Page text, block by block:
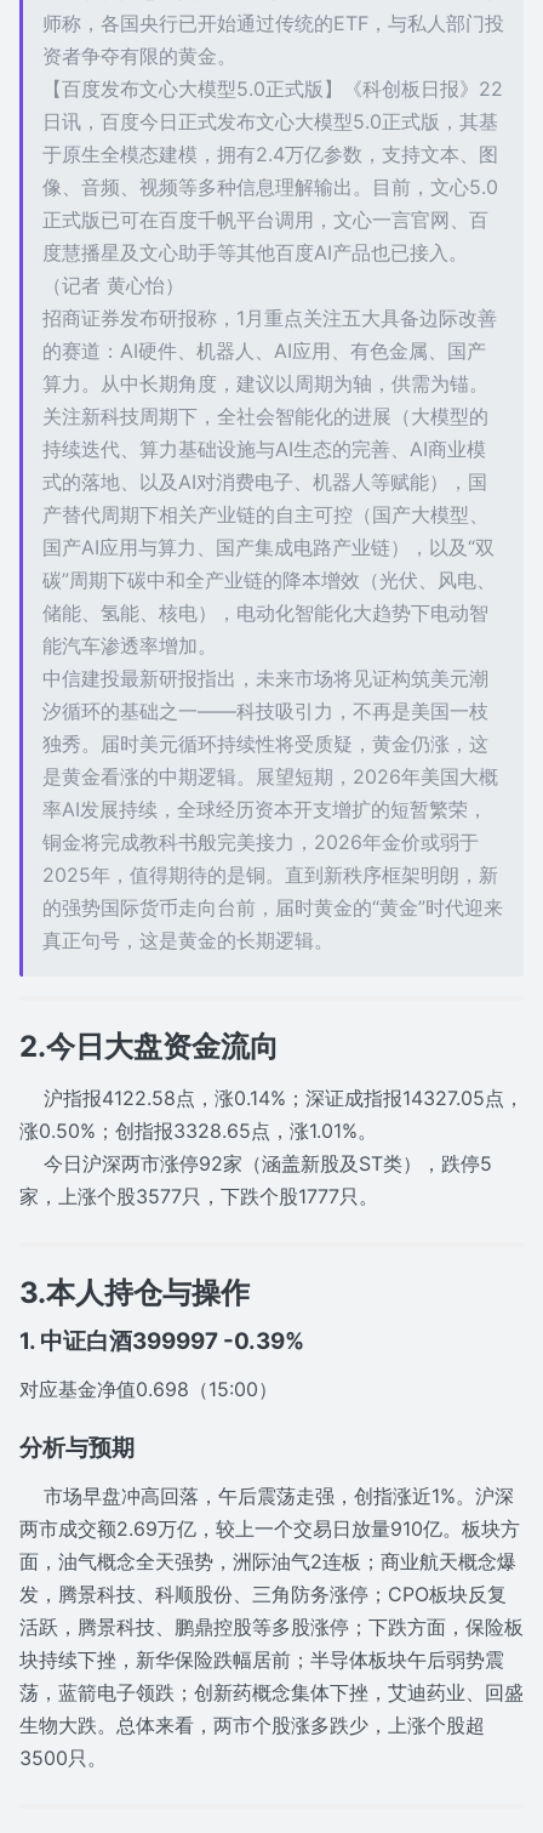
师称，各国央行已开始通过传统的ETF，与私人部门投
资者争夺有限的黄金。
【百度发布文心大模型5.0正式版】《科创板日报》22
日讯，百度今日正式发布文心大模型5.0正式版，其基
于原生全模态建模，拥有2.4万亿参数，支持文本、图
像、音频、视频等多种信息理解输出。目前，文心5.0
正式版已可在百度千帆平台调用，文心一言官网、百
度慧播星及文心助手等其他百度AI产品也已接入。
（记者 黄心怡）
招商证券发布研报称，1月重点关注五大具备边际改善
的赛道：AI硬件、机器人、AI应用、有色金属、国产
算力。从中长期角度，建议以周期为轴，供需为锚。
关注新科技周期下，全社会智能化的进展（大模型的
持续迭代、算力基础设施与AI生态的完善、AI商业模
式的落地、以及AI对消费电子、机器人等赋能），国
产替代周期下相关产业链的自主可控（国产大模型、
国产AI应用与算力、国产集成电路产业链），以及“双
碳”周期下碳中和全产业链的降本增效（光伏、风电、
储能、氢能、核电），电动化智能化大趋势下电动智
能汽车渗透率增加。
中信建投最新研报指出，未来市场将见证构筑美元潮
汐循环的基础之一——科技吸引力，不再是美国一枝
独秀。届时美元循环持续性将受质疑，黄金仍涨，这
是黄金看涨的中期逻辑。展望短期，2026年美国大概
率AI发展持续，全球经历资本开支增扩的短暂繁荣，
铜金将完成教科书般完美接力，2026年金价或弱于
2025年，值得期待的是铜。直到新秩序框架明朗，新
的强势国际货币走向台前，届时黄金的“黄金”时代迎来
真正句号，这是黄金的长期逻辑。
2.今日大盘资金流向
沪指报4122.58点，涨0.14%；深证成指报14327.05点，
涨0.50%；创指报3328.65点，涨1.01%。
今日沪深两市涨停92家（涵盖新股及ST类），跌停5
家，上涨个股3577只，下跌个股1777只。
3.本人持仓与操作
1. 中证白酒399997 -0.39%
对应基金净值0.698（15:00）
分析与预期
市场早盘冲高回落，午后震荡走强，创指涨近1%。沪深
两市成交额2.69万亿，较上一个交易日放量910亿。板块方
面，油气概念全天强势，洲际油气2连板；商业航天概念爆
发，腾景科技、科顺股份、三角防务涨停；CPO板块反复
活跃，腾景科技、鹏鼎控股等多股涨停；下跌方面，保险板
块持续下挫，新华保险跌幅居前；半导体板块午后弱势震
荡，蓝箭电子领跌；创新药概念集体下挫，艾迪药业、回盛
生物大跌。总体来看，两市个股涨多跌少，上涨个股超
3500只。